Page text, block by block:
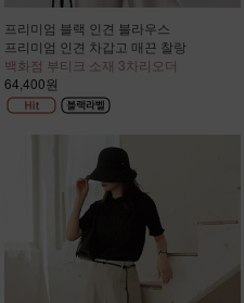
프리미엄 블랙 인견 블라우스
프리미엄 인견 차갑고 매끈 찰랑
백화점 부티크 소재 3차리오더
64,400원